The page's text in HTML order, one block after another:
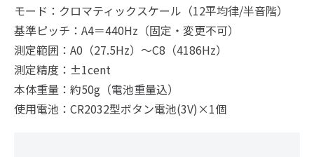
モード：クロマティックスケール（12平均律/半音階）
基準ピッチ：A4＝440Hz（固定・変更不可）
測定範囲：A0（27.5Hz）～C8（4186Hz）
測定精度：±1cent
本体重量：約50g（電池重量込）
使用電池：CR2032型ボタン電池(3V)×1個